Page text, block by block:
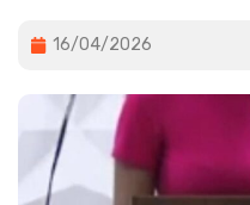
16/04/2026